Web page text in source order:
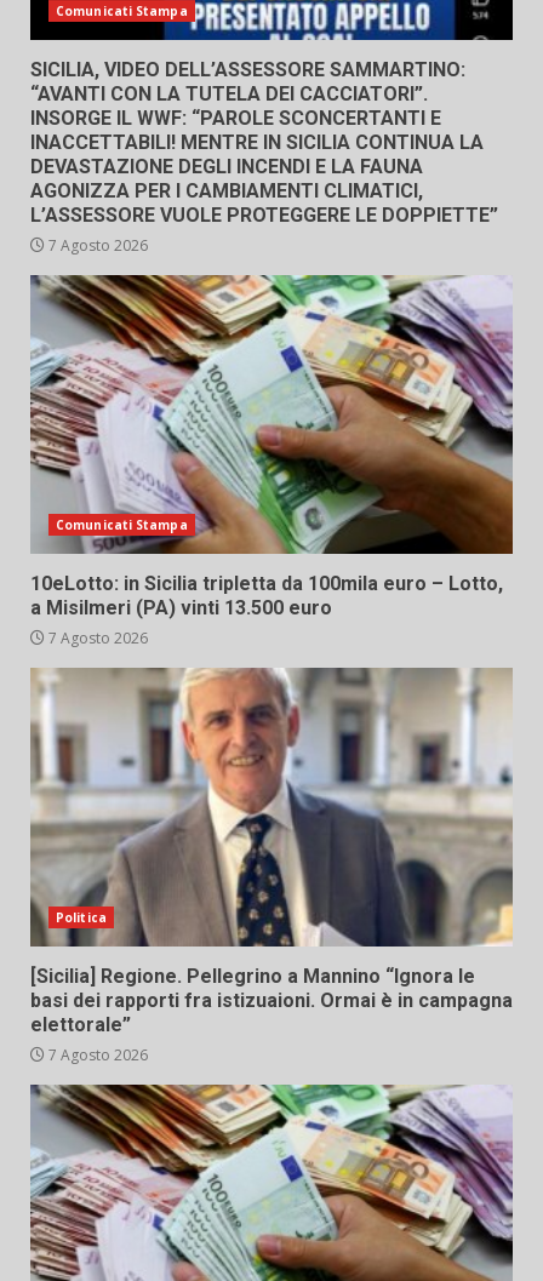
Comunicati Stampa
SICILIA, VIDEO DELL’ASSESSORE SAMMARTINO:
“AVANTI CON LA TUTELA DEI CACCIATORI”.
INSORGE IL WWF: “PAROLE SCONCERTANTI E
INACCETTABILI! MENTRE IN SICILIA CONTINUA LA
DEVASTAZIONE DEGLI INCENDI E LA FAUNA
AGONIZZA PER I CAMBIAMENTI CLIMATICI,
L’ASSESSORE VUOLE PROTEGGERE LE DOPPIETTE”
7 Agosto 2026
Comunicati Stampa
10eLotto: in Sicilia tripletta da 100mila euro – Lotto,
a Misilmeri (PA) vinti 13.500 euro
7 Agosto 2026
Politica
[Sicilia] Regione. Pellegrino a Mannino “Ignora le
basi dei rapporti fra istizuaioni. Ormai è in campagna
elettorale”
7 Agosto 2026